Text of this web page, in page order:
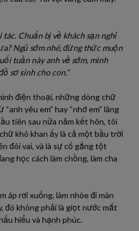
tác. Chuẩn bị về khách sạn nghỉ
Ngủ sớm nhé, đừng thức muộn
tuần này anh về sớm, mình
sơ sinh cho con.”
điện thoại, những dòng chữ
yêu em” hay “nhớ em” lãng
tiên sau nửa năm kết hôn, tôi
khô khan ấy là cả một bầu trời
đôi vai, và là sự cố gắng tột
học cách làm chồng, làm cha
áp rơi xuống, làm nhòe đi màn
đó không phải là giọt nước mắt
hiểu và hạnh phúc.